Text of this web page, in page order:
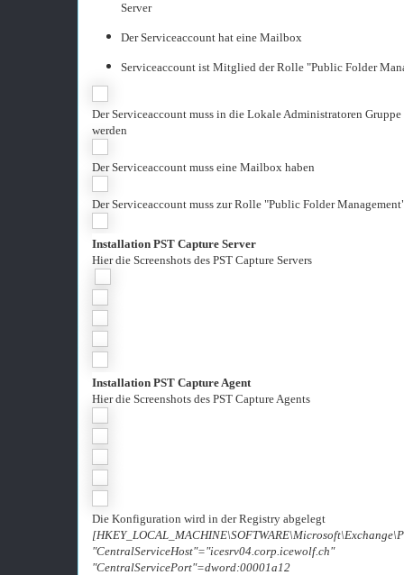
Server
Der Serviceaccount hat eine Mailbox
Serviceaccount ist Mitglied der Rolle "Public Folder
Der Serviceaccount muss in die Lokale Administratoren
werden
Der Serviceaccount muss eine Mailbox haben
Der Serviceaccount muss zur Rolle "Public Folder
Installation PST Capture Server
Hier die Screenshots des PST Capture Servers
Installation PST Capture Agent
Hier die Screenshots des PST Capture Agents
Die Konfiguration wird in der Registry abgelegt
"CentralServiceHost"="icesrv04.corp.icewolf.ch"
"CentralServicePort"=dword:00001a12